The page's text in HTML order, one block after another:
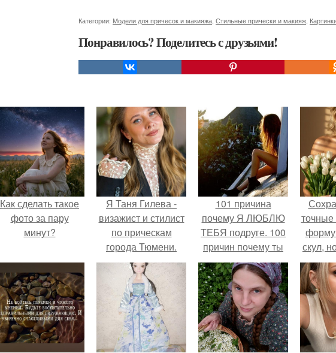
Категории: Модели для причесок и макияжа Стильные прически и макияж
Понравилось? Поделитесь с друзьями!
Как сделать такое
фото за пару
минут?
Я Таня Гилева -
визажист и стилист
по прическам
города Тюмени.
101 причина
почему Я ЛЮБЛЮ
ТЕБЯ подруге. 100
причин почему ты
моя лучшая
подруга.
форму
скул,